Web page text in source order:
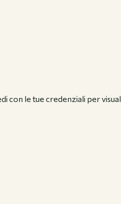
con le tue credenziali per